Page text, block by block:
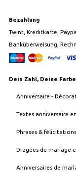
Bezahlung
Twint, Kreditkarte,
Banküberweisung,
Dein Zahl, Deine
Anniversaire -
Textes anniversaire
Phrases &
Dragées de mariage
Anniversaires de